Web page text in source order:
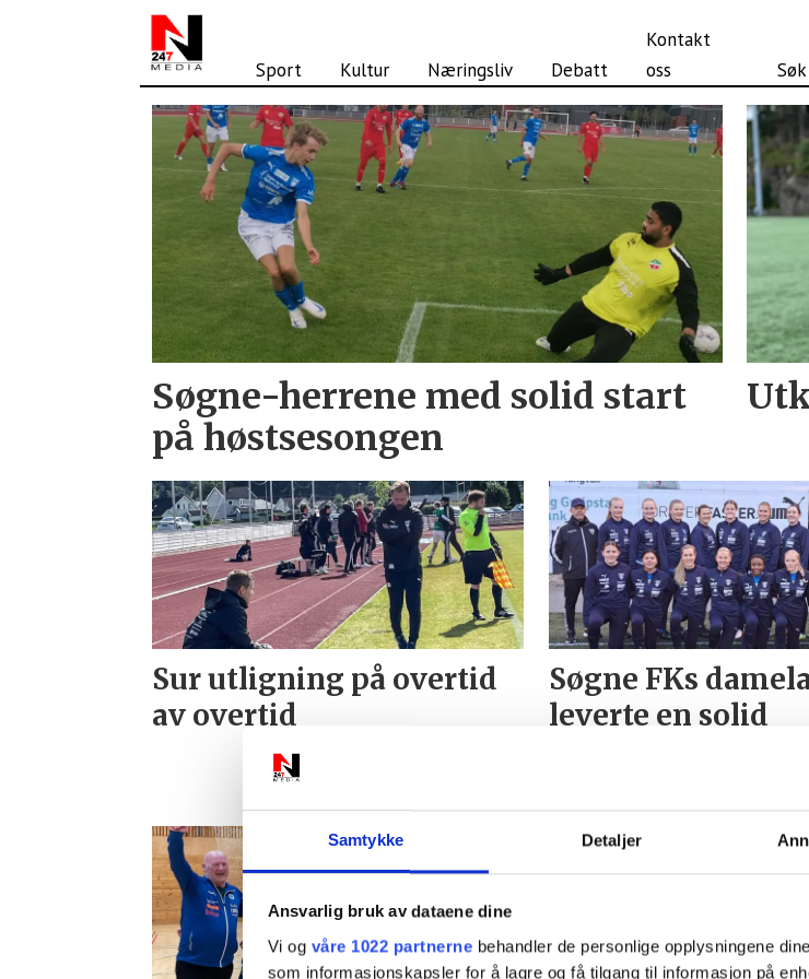
Samtykke Detaljer
Ansvarlig bruk av dataene dine
Vi og våre 1022 partnerne behandler de personlige opplysningene
som informasjonskapsler for å lagre og få tilgang til informasjon på
Sport Kultur Næringsliv Debatt
Kontakt
oss
Søk
kampresultat
Søgne-herrene med solid start
på høstsesongen
Sur utligning på overtid
av overtid
Søgne FKs
leverte en solid